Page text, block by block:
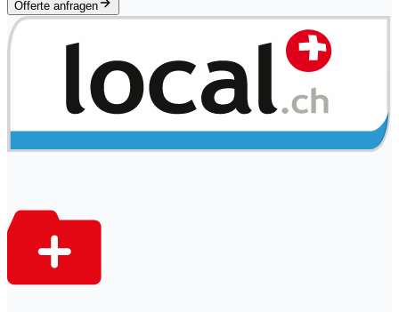
Offerte anfragen